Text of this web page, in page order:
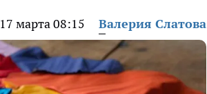
17 марта 08:15 Валерия Слатова